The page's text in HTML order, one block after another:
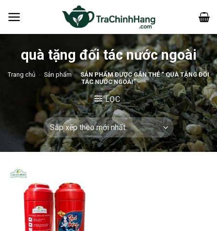
qua
quà tặng đối tác nước ngoài
Trang chủ - Sản phẩm - SẢN PHẨM ĐƯỢC GẮN THẺ “ QUÀ TẶNG ĐỐI
TÁC NƯỚC NGOÀI”
LỌC